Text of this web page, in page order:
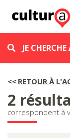
JE CHERCHE
RETOUR À
2
correspondent à